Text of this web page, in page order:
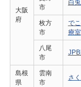
大阪
府
市
白
枚方
市
で
療室
八尾
市
島根
県
雲南
市
さ